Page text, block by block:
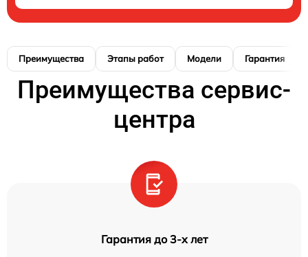
Преимущества Этапы работ Модели Гарантия
Преимущества сервис-
центра
Гарантия до 3-х лет